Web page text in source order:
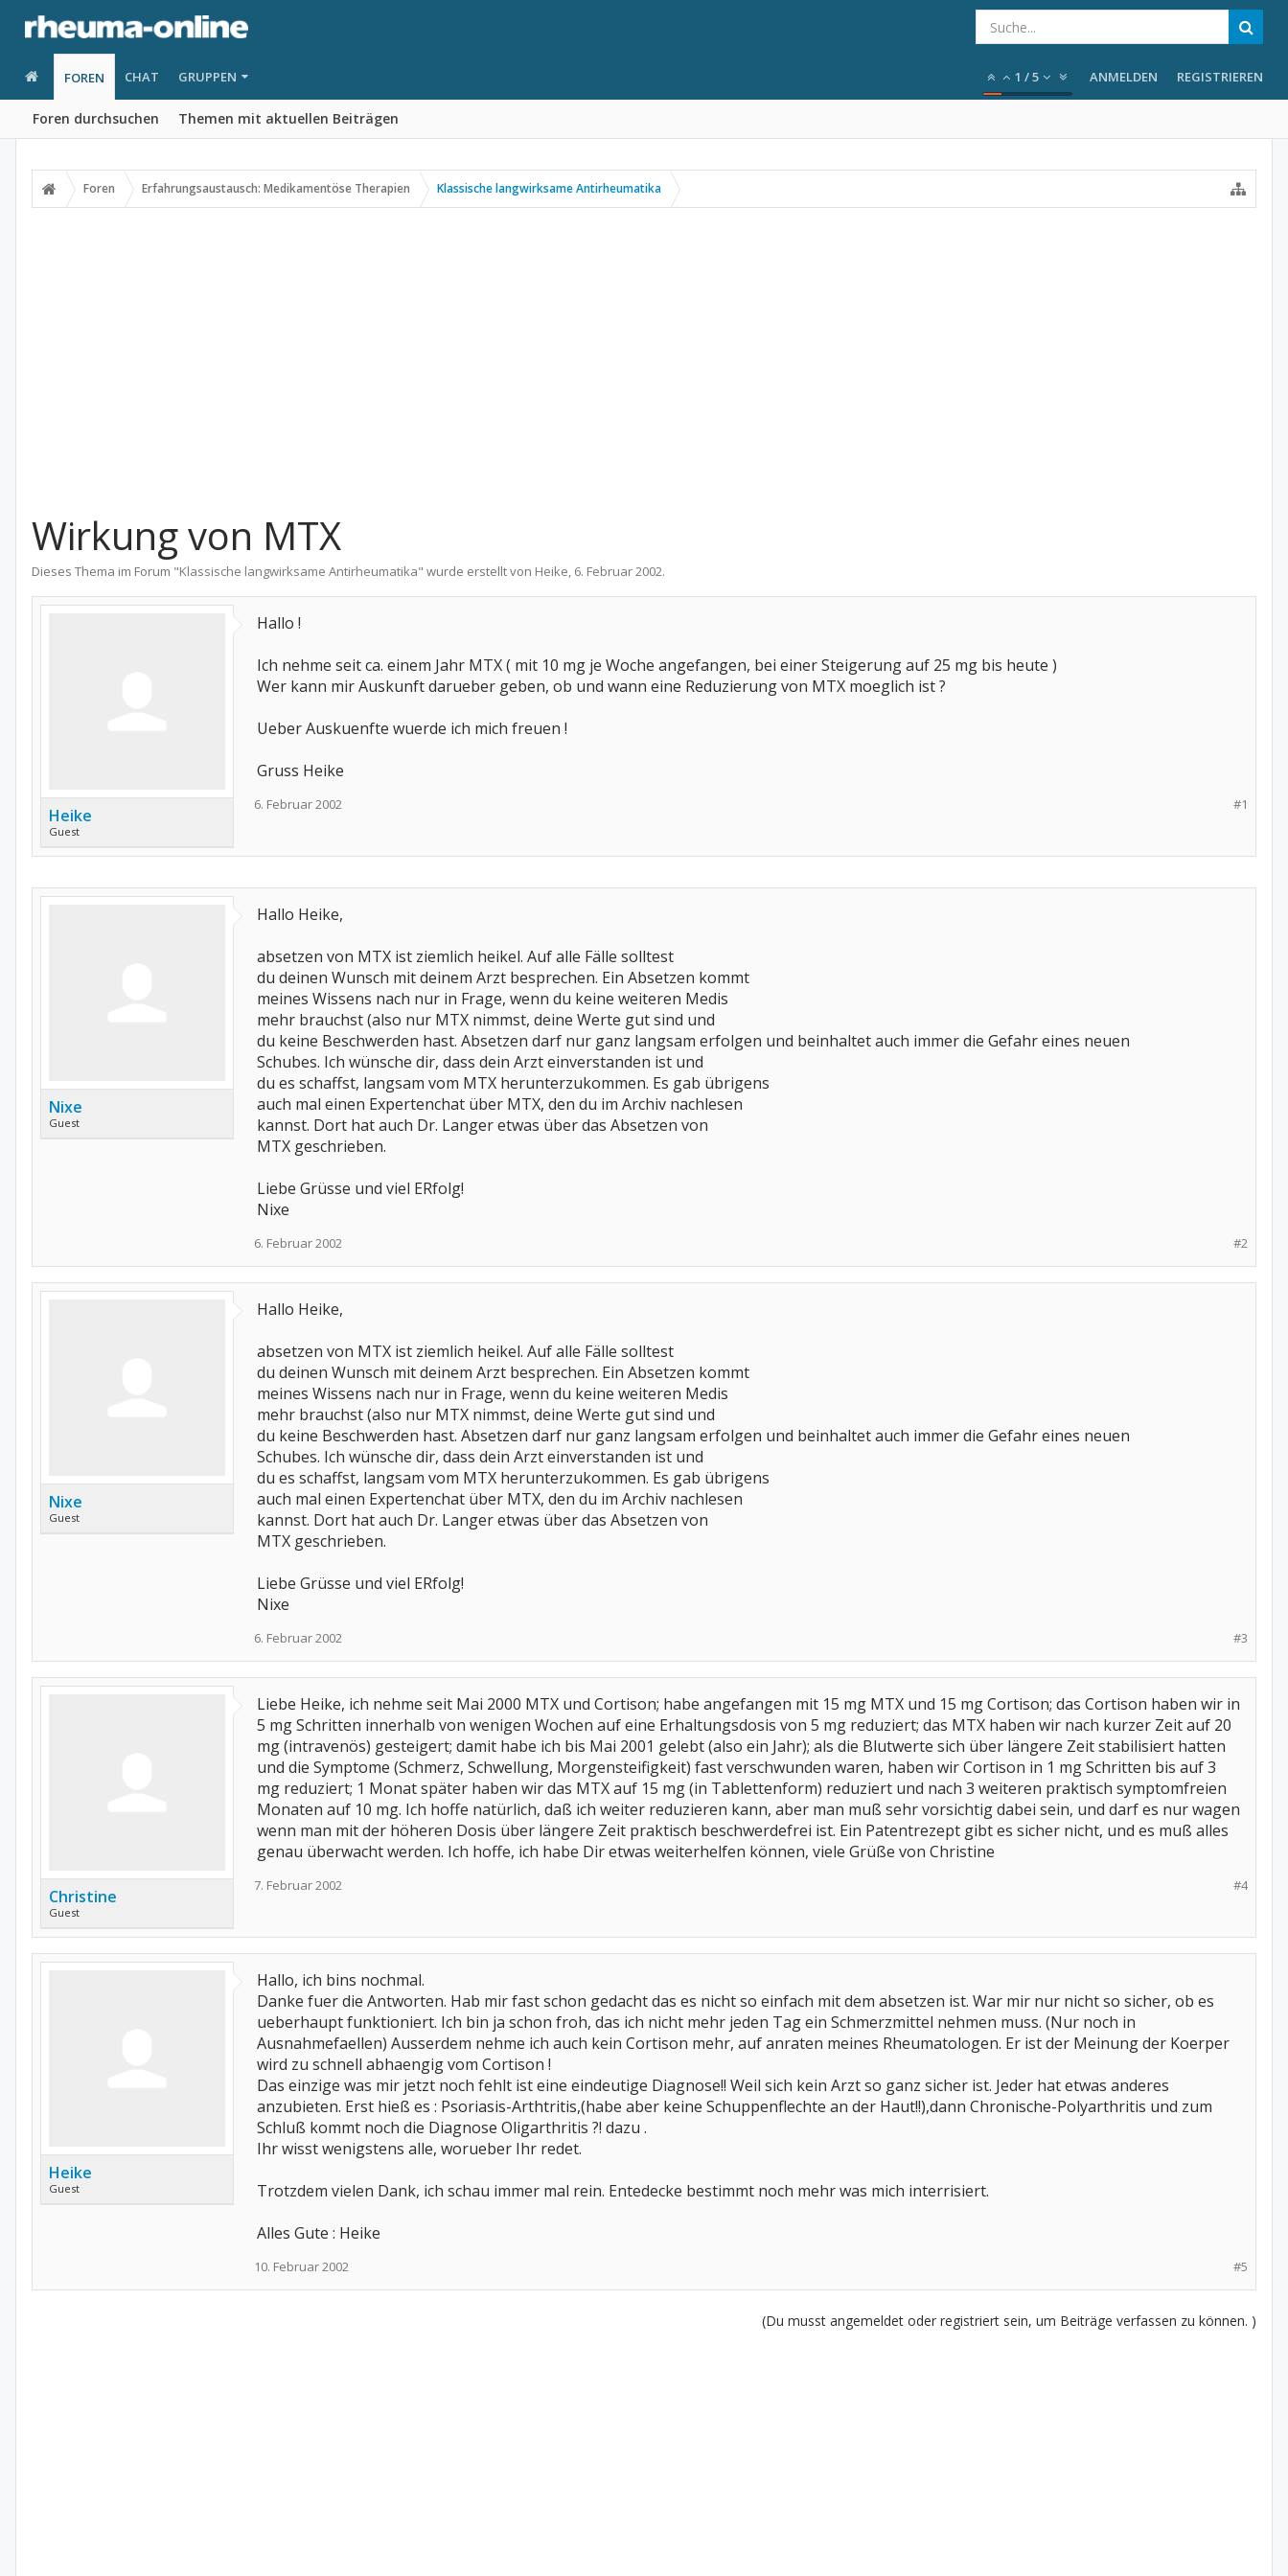
FOREN
Foren durchsuchen Themen mit aktuellen Beiträgen
CHAT GRUPPEN 1 /5 ANMELDEN REGISTRIEREN
Foren Erfahrungsaustausch: Medikamentöse Therapien Klassische langwirksame Antirheumatika
Wirkung von MTX
Dieses Thema im Forum "Klassische langwirksame Antirheumatika" wurde erstellt von Heike, 6. Februar 2002.
Heike
Guest
Hallo !
Ich nehme seit ca. einem Jahr MTX ( mit 10 mg je Woche angefangen, bei einer Steigerung auf 25 mg bis heute )
Wer kann mir Auskunft darueber geben, ob und wann eine Reduzierung von MTX moeglich ist ?
Ueber Auskuenfte wuerde ich mich freuen !
Gruss Heike
#1
6. Februar 2002
Nixe
Guest
Hallo Heike,
absetzen von MTX ist ziemlich heikel. Auf alle Fälle solltest
du deinen Wunsch mit deinem Arzt besprechen. Ein Absetzen kommt
meines Wissens nach nur in Frage, wenn du keine weiteren Medis
mehr brauchst (also nur MTX nimmst, deine Werte gut sind und
du keine Beschwerden hast. Absetzen darf nur ganz langsam erfolgen und beinhaltet auch immer die Gefahr eines neuen
Schubes. Ich wünsche dir, dass dein Arzt einverstanden ist und
du es schaffst, langsam vom MTX herunterzukommen. Es gab übrigens
auch mal einen Expertenchat über MTX, den du im Archiv nachlesen
kannst. Dort hat auch Dr. Langer etwas über das Absetzen von
MTX geschrieben.
Liebe Grüsse und viel ERfolg!
Nixe
#2
6. Februar 2002
Nixe
Guest
Hallo Heike,
absetzen von MTX ist ziemlich heikel. Auf alle Fälle solltest
du deinen Wunsch mit deinem Arzt besprechen. Ein Absetzen kommt
meines Wissens nach nur in Frage, wenn du keine weiteren Medis
mehr brauchst (also nur MTX nimmst, deine Werte gut sind und
du keine Beschwerden hast. Absetzen darf nur ganz langsam erfolgen und beinhaltet auch immer die Gefahr eines neuen
Schubes. Ich wünsche dir, dass dein Arzt einverstanden ist und
du es schaffst, langsam vom MTX herunterzukommen. Es gab übrigens
auch mal einen Expertenchat über MTX, den du im Archiv nachlesen
kannst. Dort hat auch Dr. Langer etwas über das Absetzen von
MTX geschrieben.
Liebe Grüsse und viel ERfolg!
Nixe
#3
6. Februar 2002
Christine
Guest
Liebe Heike, ich nehme seit Mai 2000 MTX und Cortison; habe angefangen mit 15 mg MTX und 15 mg Cortison; das Cortison haben wir in
5 mg Schritten innerhalb von wenigen Wochen auf eine Erhaltungsdosis von 5 mg reduziert; das MTX haben wir nach kurzer Zeit auf 20
mg (intravenös) gesteigert; damit habe ich bis Mai 2001 gelebt (also ein Jahr); als die Blutwerte sich über längere Zeit stabilisiert hatten
und die Symptome (Schmerz, Schwellung, Morgensteifigkeit) fast verschwunden waren, haben wir Cortison in 1 mg Schritten bis auf 3
mg reduziert; 1 Monat später haben wir das MTX auf 15 mg (in Tablettenform) reduziert und nach 3 weiteren praktisch symptomfreien
Monaten auf 10 mg. Ich hoffe natürlich, daß ich weiter reduzieren kann, aber man muß sehr vorsichtig dabei sein, und darf es nur wagen
wenn man mit der höheren Dosis über längere Zeit praktisch beschwerdefrei ist. Ein Patentrezept gibt es sicher nicht, und es muß alles
genau überwacht werden. Ich hoffe, ich habe Dir etwas weiterhelfen können, viele Grüße von Christine
#4
7. Februar 2002
Heike
Guest
Hallo, ich bins nochmal.
Danke fuer die Antworten. Hab mir fast schon gedacht das es nicht so einfach mit dem absetzen ist. War mir nur nicht so sicher, ob es
ueberhaupt funktioniert. Ich bin ja schon froh, das ich nicht mehr jeden Tag ein Schmerzmittel nehmen muss. (Nur noch in
Ausnahmefaellen) Ausserdem nehme ich auch kein Cortison mehr, auf anraten meines Rheumatologen. Er ist der Meinung der Koerper
wird zu schnell abhaengig vom Cortison !
Das einzige was mir jetzt noch fehlt ist eine eindeutige Diagnose!! Weil sich kein Arzt so ganz sicher ist. Jeder hat etwas anderes
anzubieten. Erst hieß es : Psoriasis-Arthtritis,(habe aber keine Schuppenflechte an der Haut!!),dann Chronische-Polyarthritis und zum
Schluß kommt noch die Diagnose Oligarthritis ?! dazu .
Ihr wisst wenigstens alle, worueber Ihr redet.
Trotzdem vielen Dank, ich schau immer mal rein. Entedecke bestimmt noch mehr was mich interrisiert.
Alles Gute : Heike
#5
10. Februar 2002
(Du musst angemeldet oder registriert sein, um Beiträge verfassen zu können. )